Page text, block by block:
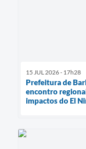
15 JUL 2026 - 17h28
Prefeitura de
encontro
impactos do El